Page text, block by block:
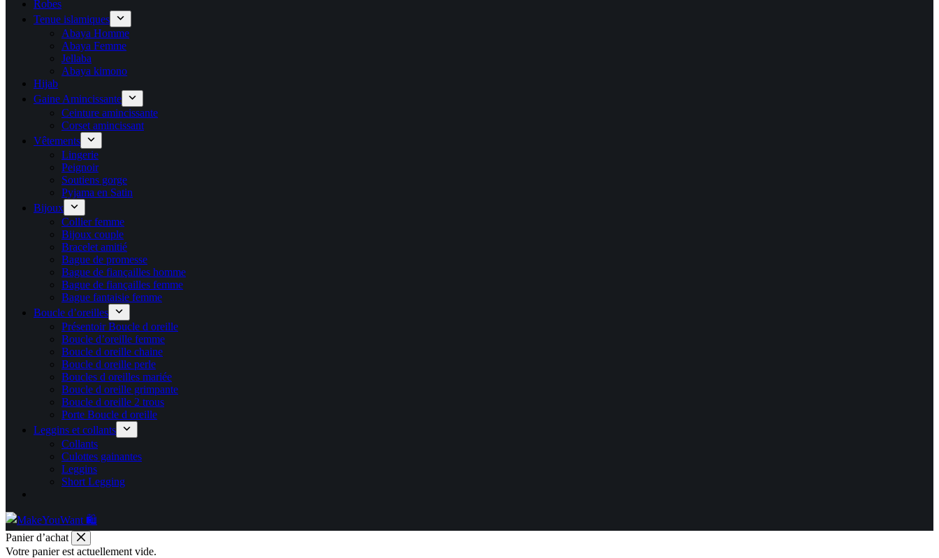
Robes
Tenue islamiques
Abaya Homme
Abaya Femme
Jellaba
Abaya kimono
Hijab
Gaine Amincissante
Ceinture amincissante
Corset amincissant
Vêtements
Lingerie
Peignoir
Soutiens gorge
Pyjama en Satin
Bijoux
Collier femme
Bijoux couple
Bracelet amitié
Bague de promesse
Bague de fiançailles homme
Bague de fiançailles femme
Bague fantaisie femme
Boucle d’oreilles
Présentoir Boucle d oreille
Boucle d’oreille femme
Boucle d oreille chaine
Boucle d oreille perle
Boucles d oreilles mariée
Boucle d oreille grimpante
Boucle d oreille 2 trous
Porte Boucle d oreille
Leggins et collants
Collants
Culottes gainantes
Leggins
Short Legging
Panier d’achat
Votre panier est actuellement vide.